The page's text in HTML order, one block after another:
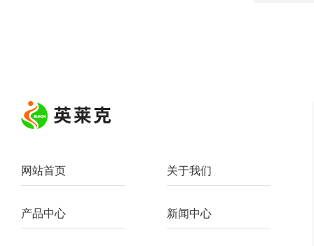
网站首页 关于我们
产品中心 新闻中心